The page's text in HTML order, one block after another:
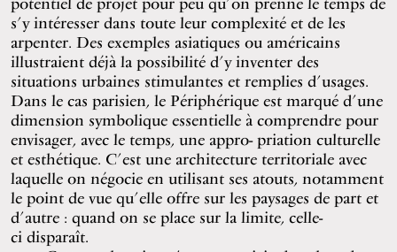
s’y intéresser dans toute leur complexité et de les
arpenter. Des exemples asiatiques ou américains
illustraient déjà la possibilité d’y inventer des
situations urbaines stimulantes et remplies d’usages.
Dans le cas parisien, le Périphérique est marqué d’une
dimension symbolique essentielle à comprendre pour
envisager, avec le temps, une appro- priation culturelle
et esthétique. C’est une architecture territoriale avec
laquelle on négocie en utilisant ses atouts, notamment
le point de vue qu’elle offre sur les paysages de part et
d’autre : quand on se place sur la limite, celle-
ci disparaît.